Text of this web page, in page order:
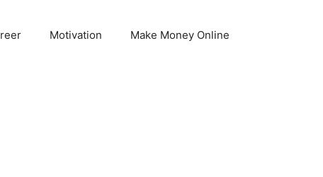
Motivation Make Money Online